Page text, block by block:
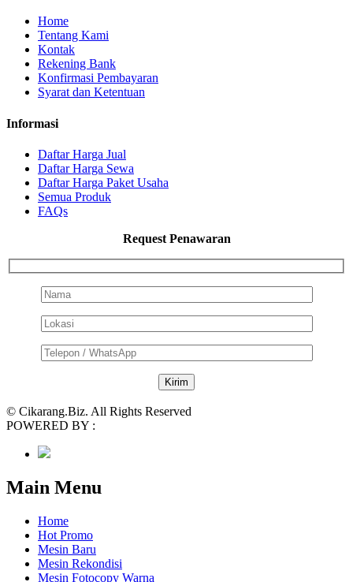
Home
Tentang Kami
Kontak
Rekening Bank
Konfirmasi Pembayaran
Syarat dan Ketentuan
Informasi
Daftar Harga Jual
Daftar Harga Sewa
Daftar Harga Paket Usaha
Semua Produk
FAQs
Request Penawaran
© Cikarang.Biz. All Rights Reserved
POWERED BY :
Main Menu
Home
Hot Promo
Mesin Baru
Mesin Rekondisi
Mesin Fotocopy Warna